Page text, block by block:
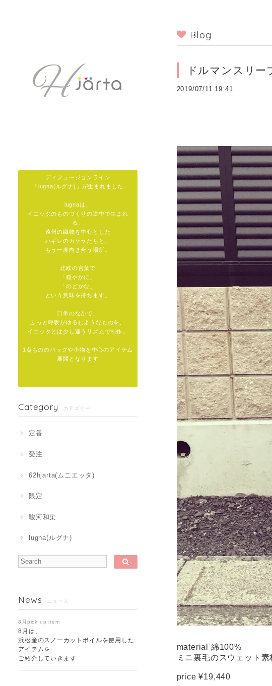
ディフュージョンライン
「lugna(ルグナ)」が生まれました
lugnaは、
イエッタのものづくりの途中で生まれ
る、
遠州の織物を中心とした
ハギレのカケラたちと、
もう一度向き合う場所。
北欧の言葉で
「穏やかに」
「のどかな」
という意味を持ちます。
日常のなかで、
ふっと呼吸がゆるむようなものを、
イエッタとは少し違うリズムで制作。
1点もののバッグや小物を中心のアイテム
展開となります
Category カテゴリー
定番
受注
62hjarta(ムニエッタ)
限定
駿河和染
lugna(ルグナ)
News ニュース
8月pick up item
8月は、
浜松産のスノーカットボイルを使用した
アイテムを
ご紹介していきます
Blog
ドルマンスリー
2019/07/11 19:41
material 綿100%
ミニ裏毛のスウェット素
price ¥19,440